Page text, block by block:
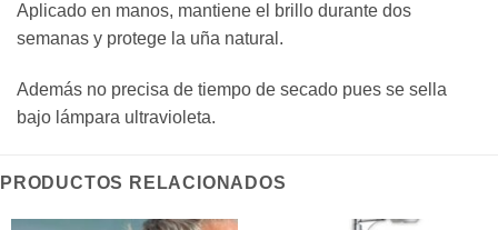
Aplicado en manos, mantiene el brillo durante dos
semanas y protege la uña natural.
Además no precisa de tiempo de secado pues se sella
bajo lámpara ultravioleta.
PRODUCTOS RELACIONADOS